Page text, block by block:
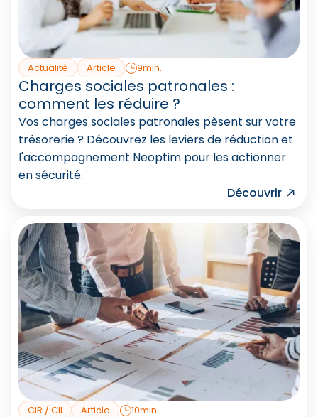
Actualité Article 9min.
Charges sociales patronales :
comment les réduire ?
Vos charges sociales patronales pèsent sur votre
trésorerie ? Découvrez les leviers de réduction et
l'accompagnement Neoptim pour les actionner
en sécurité.
Découvrir
CIR / CII Article 10min.